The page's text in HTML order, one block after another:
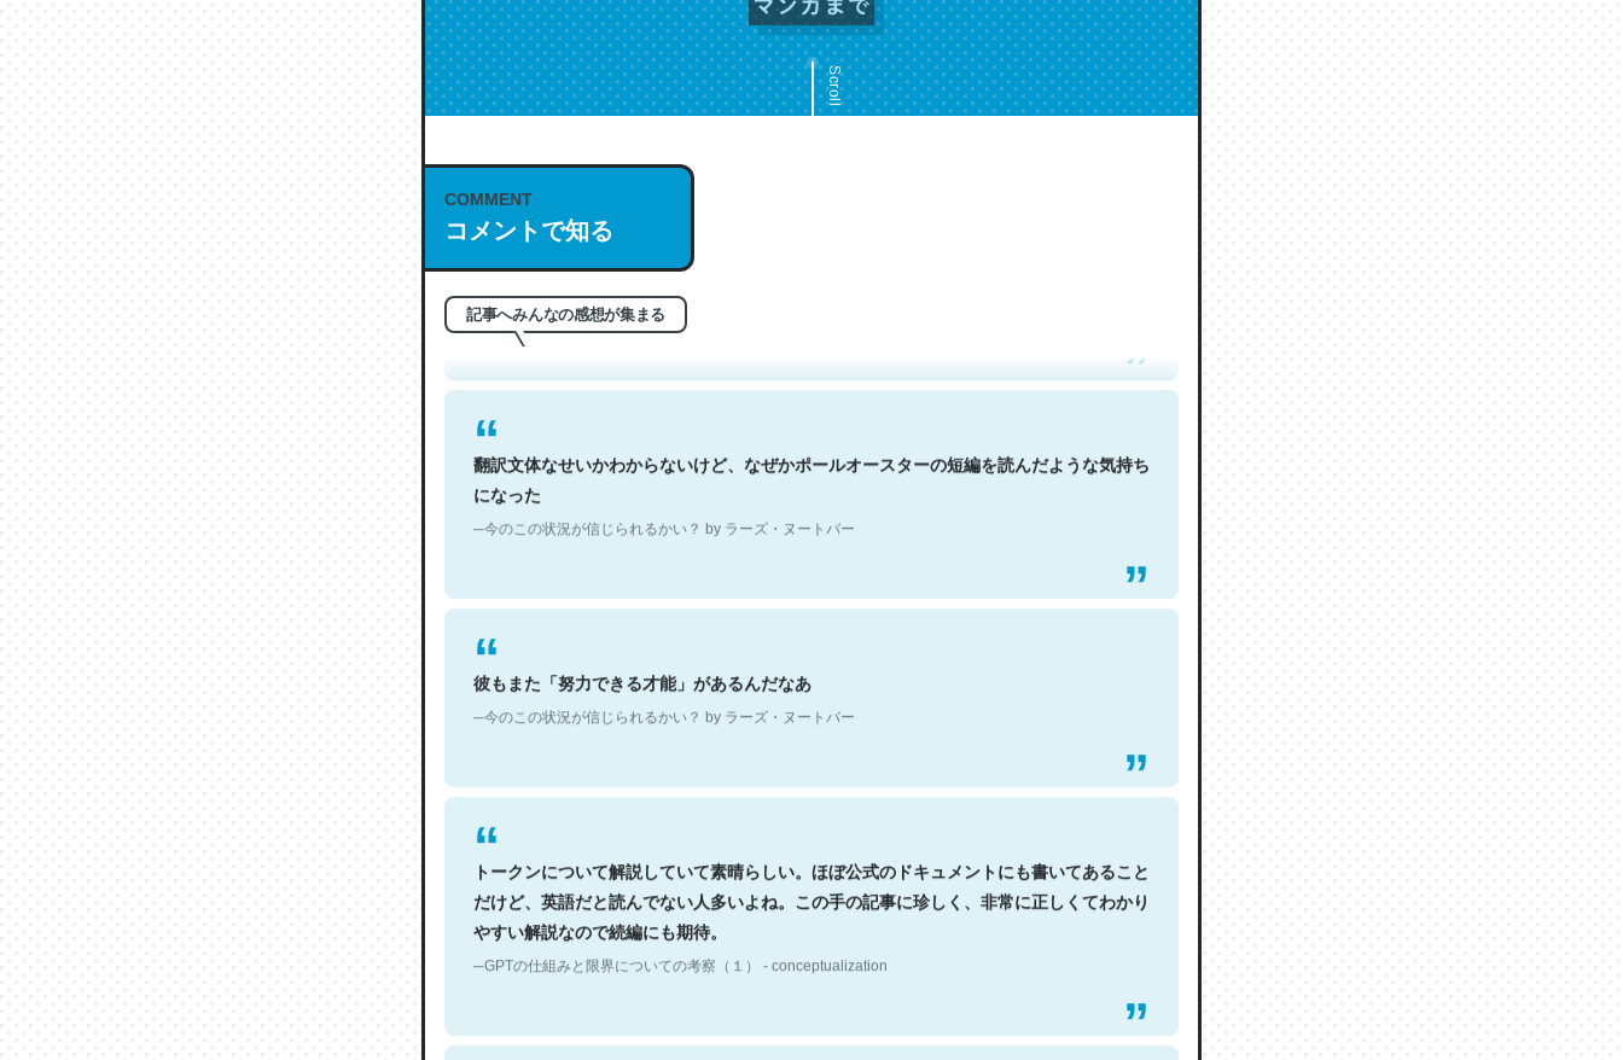
Scroll
COMMENT
コメントで知る
記事へみんなの感想が集まる
これは名文。彼はとてもクレバーなんだろうなと凄く思う。英語少しでも読める人は原文
もお勧め。自分はこの流れ好き。Let’s Fucking Go. Then Covid hit. Shit.
翻訳文体なせいかわからないけど、なぜかポールオースターの短編を読んだような気持ち
になった
─今のこの状況が信じられるかい？ by ラーズ・ヌートバー
彼もまた「努力できる才能」があるんだなあ
─今のこの状況が信じられるかい？ by ラーズ・ヌートバー
トークンについて解説していて素晴らしい。ほぼ公式のドキュメントにも書いてあること
だけど、英語だと読んでない人多いよね。この手の記事に珍しく、非常に正しくてわかり
やすい解説なので続編にも期待。
─GPTの仕組みと限界についての考察（１） - conceptualization